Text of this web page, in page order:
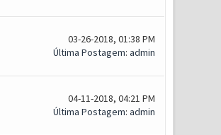
03-26-2018, 01:38 PM
Última Postagem: admin
04-11-2018, 04:21 PM
Última Postagem: admin